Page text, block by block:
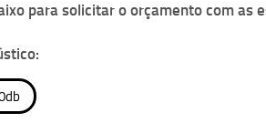
para solicitar o orçamento com as